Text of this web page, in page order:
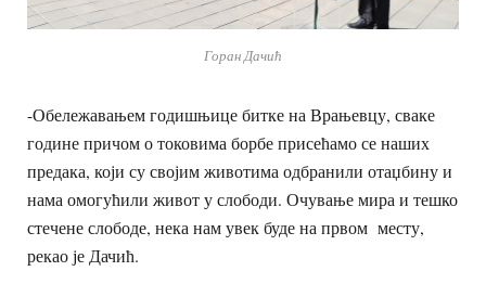
Горан Дачић
-Обележавањем годишњице битке на Врањевцу, сваке
године причом о токовима борбе присећамо се наших
предака, који су својим животима одбранили отаџбину и
нама омогућили живот у слободи. Очување мира и тешко
стечене слободе, нека нам увек буде на првом месту,
рекао је Дачић.